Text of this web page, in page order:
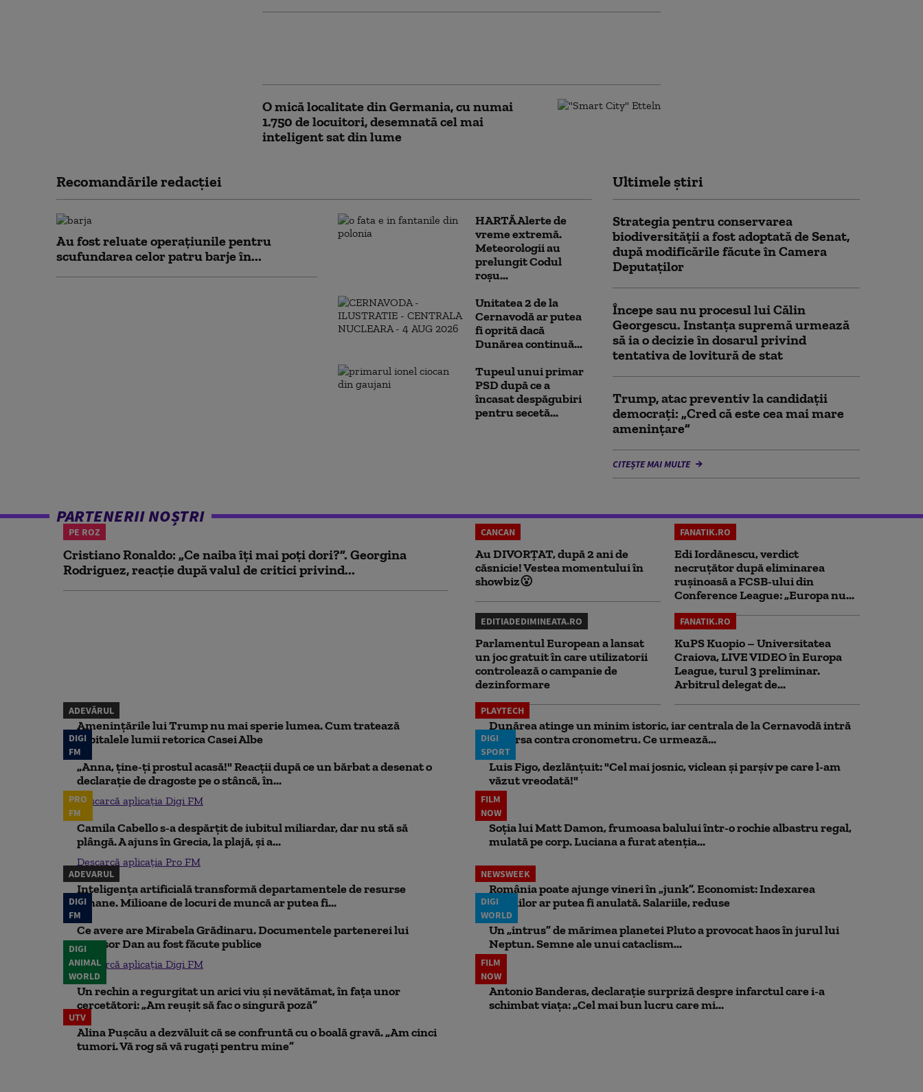
O mică localitate din Germania, cu numai
1.750 de locuitori, desemnată cel mai
inteligent sat din lume
Recomandările redacţiei
Au fost reluate operațiunile pentru
scufundarea celor patru barje în...
HARTĂ Alerte de
vreme extremă.
Meteorologii au
prelungit Codul
roșu...
Unitatea 2 de la
Cernavodă ar putea
fi oprită dacă
Dunărea continuă...
Tupeul unui primar
PSD după ce a
încasat despăgubiri
pentru secetă...
Ultimele știri
Strategia pentru conservarea
biodiversității a fost adoptată de Senat,
după modificările făcute în Camera
Deputaților
Începe sau nu procesul lui Călin
Georgescu. Instanța supremă urmează
să ia o decizie în dosarul privind
tentativa de lovitură de stat
Trump, atac preventiv la candidații
democraţi: „Cred că este cea mai mare
ameninţare”
CITEȘTE MAI MULTE
PARTENERII NOȘTRI
PE ROZ
Cristiano Ronaldo: „Ce naiba îți mai poți dori?”. Georgina
Rodriguez, reacție după valul de critici privind...
CANCAN
Au DIVORȚAT, după 2 ani de
căsnicie! Vestea momentului în
showbiz😮
FANATIK.RO
Edi Iordănescu, verdict
necruțător după eliminarea
rușinoasă a FCSB-ului din
Conference League: „Europa nu...
EDITIADEDIMINEATA.RO
Parlamentul European a lansat
un joc gratuit în care utilizatorii
controlează o campanie de
dezinformare
FANATIK.RO
KuPS Kuopio – Universitatea
Craiova, LIVE VIDEO în Europa
League, turul 3 preliminar.
Arbitrul delegat de...
ADEVĂRUL
Amenințările lui Trump nu mai sperie lumea. Cum tratează
capitalele lumii retorica Casei Albe
PLAYTECH
Dunărea atinge un minim istoric, iar centrala de la Cernavodă intră
în cursa contra cronometru. Ce urmează...
DIGI
FM
„Anna, ţine-ţi prostul acasă!" Reacţii după ce un bărbat a desenat o
declaraţie de dragoste pe o stâncă, în...
Descarcă aplicația Digi FM
DIGI
SPORT
Luis Figo, dezlănțuit: "Cel mai josnic, viclean și parșiv pe care l-am
văzut vreodată!"
PRO
FM
Camila Cabello s-a despărțit de iubitul miliardar, dar nu stă să
plângă. A ajuns în Grecia, la plajă, și a...
Descarcă aplicația Pro FM
FILM
NOW
Soția lui Matt Damon, frumoasa balului într-o rochie albastru regal,
mulată pe corp. Luciana a furat atenția...
ADEVARUL
Inteligența artificială transformă departamentele de resurse
umane. Milioane de locuri de muncă ar putea fi...
NEWSWEEK
România poate ajunge vineri în „junk”. Economist: Indexarea
pensiilor ar putea fi anulată. Salariile, reduse
DIGI
FM
Ce avere are Mirabela Grădinaru. Documentele partenerei lui
Nicușor Dan au fost făcute publice
Descarcă aplicația Digi FM
DIGI
WORLD
Un „intrus” de mărimea planetei Pluto a provocat haos în jurul lui
Neptun. Semne ale unui cataclism...
DIGI
ANIMAL
WORLD
Un rechin a regurgitat un arici viu și nevătămat, în fața unor
cercetători: „Am reușit să fac o singură poză”
FILM
NOW
Antonio Banderas, declarație surpriză despre infarctul care i-a
schimbat viața: „Cel mai bun lucru care mi...
UTV
Alina Pușcău a dezvăluit că se confruntă cu o boală gravă. „Am cinci
tumori. Vă rog să vă rugați pentru mine”